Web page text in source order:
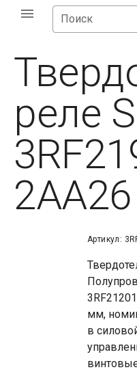
Поиск
реле
2AA26
Артикул:
мм,
в